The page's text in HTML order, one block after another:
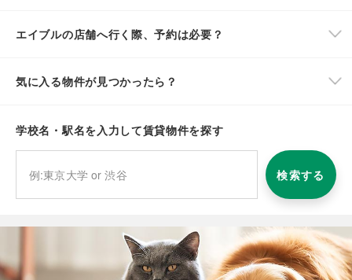
エイブルの店舗へ行く際、予約は必要？
気に入る物件が見つかったら？
学校名・駅名を入力して賃貸物件を探す
検索する